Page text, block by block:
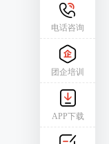
电话咨询
团企培训
APP下载